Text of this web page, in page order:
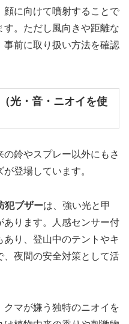
に向けて噴射することで
。ただし風向きや距離な
事前に取り扱い方法を確認
光・音・ニオイを使
鈴やスプレー以外にもさ
登場しています。
犯ブザーは、強い光と甲
ります。人感センサー付
り、登山中のテントやキ
、夜間の安全対策として活
クマが嫌う独特のニオイを